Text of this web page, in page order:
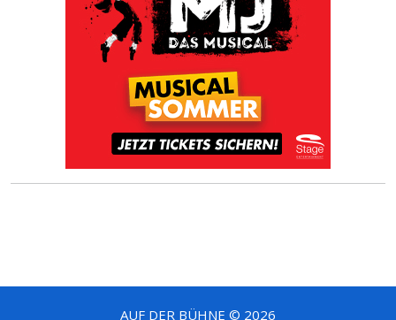
AUF DER BÜHNE © 2026